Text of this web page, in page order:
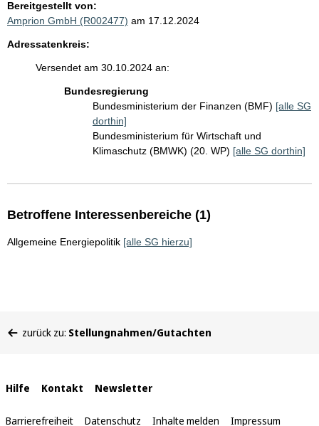
Bereitgestellt von:
Amprion GmbH (R002477) am 17.12.2024
Adressatenkreis:
Versendet am 30.10.2024 an:
Bundesregierung
Bundesministerium der Finanzen (BMF) [alle SG
dorthin]
Bundesministerium für Wirtschaft und
Klimaschutz (BMWK) (20. WP) [alle SG dorthin]
Betroffene Interessenbereiche (1)
Allgemeine Energiepolitik [alle SG hierzu]
befinden
zurück zu: Stellungnahmen/Gutachten
Interne
Links
Hilfe Kontakt Newsletter
Barrierefreiheit Datenschutz Inhalte melden Impressum